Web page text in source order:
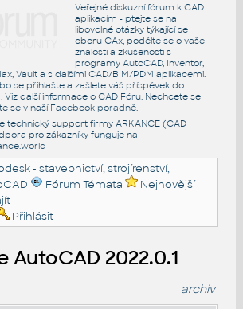
Veřejné diskuzní fórum k CAD
aplikacím - ptejte se na
libovolné otázky týkající se
oboru CAx, podělte se o vaše
znalosti a zkušenosti s
programy AutoCAD, Inventor,
Vault a s dalšími CAD/BIM/PDM aplikacemi.
se přihlašte a zašlete váš příspěvek do
Viz další informace o CAD Fóru. Nechcete se
se v naší Facebook poradně.
technický support firmy ARKANCE (CAD
pro zákazníky funguje na
- stavebnictví, strojírenství,
Fórum Témata
Nejnovější
Přihlásit
AutoCAD 2022.0.1
archiv